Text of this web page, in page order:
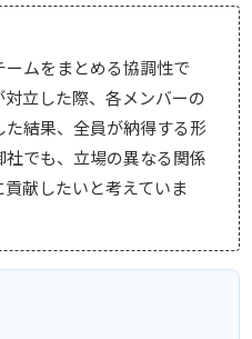
ムをまとめる協調性で
立した際、各メンバーの
結果、全員が納得する形
でも、立場の異なる関係
献したいと考えていま